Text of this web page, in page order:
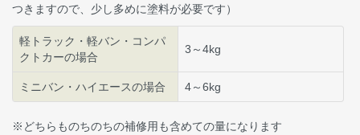
つきますので、少し多めに塗料が必要です）
軽トラック・軽バン・コンパ
クトカーの場合
3～4kg
ミニバン・ハイエースの場合 4～6kg
※どちらものちのちの補修用も含めての量になります